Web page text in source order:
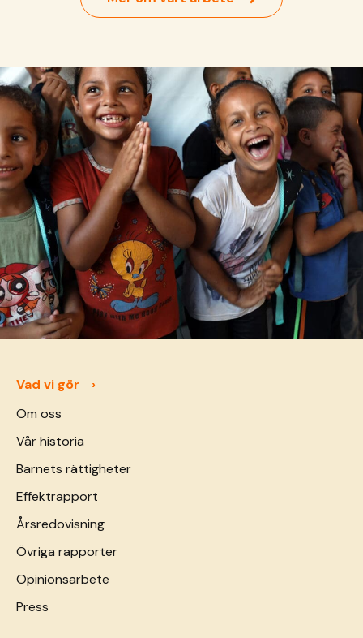
Vad vi gör
Om oss
Vår historia
Barnets rättigheter
Effektrapport
Årsredovisning
Övriga rapporter
Opinionsarbete
Press